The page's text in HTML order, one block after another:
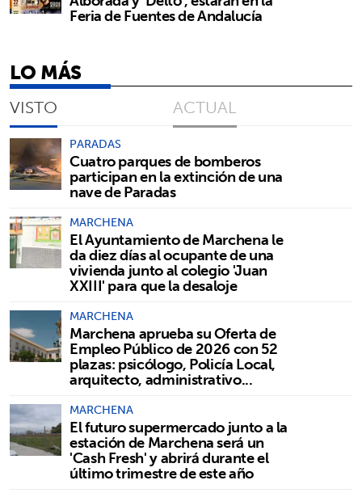
Feria de Fuentes de Andalucía
LO MÁS
VISTO ACTUAL
PARADAS
Cuatro parques de bomberos
participan en la extinción de una
nave de Paradas
MARCHENA
El Ayuntamiento de Marchena le
da diez días al ocupante de una
vivienda junto al colegio 'Juan
XXIII' para que la desaloje
MARCHENA
Marchena aprueba su Oferta de
Empleo Público de 2026 con 52
plazas: psicólogo, Policía Local,
arquitecto, administrativo...
MARCHENA
El futuro supermercado junto a la
estación de Marchena será un
'Cash Fresh' y abrirá durante el
último trimestre de este año